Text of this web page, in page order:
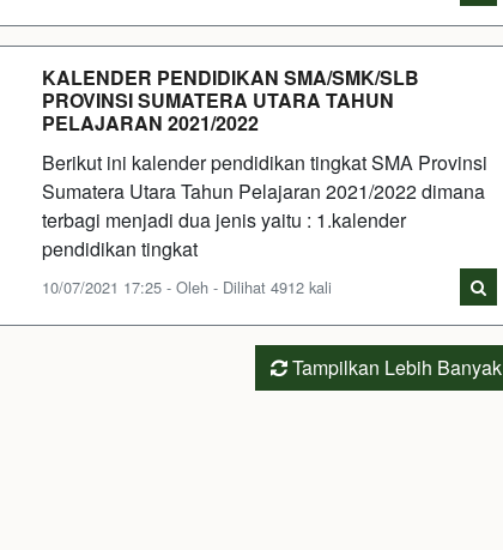
KALENDER PENDIDIKAN SMA/SMK/SLB
PROVINSI SUMATERA UTARA TAHUN
PELAJARAN 2021/2022
Berikut ini kalender pendidikan tingkat SMA Provinsi
Sumatera Utara Tahun Pelajaran 2021/2022 dimana
terbagi menjadi dua jenis yaitu : 1.kalender
pendidikan tingkat
10/07/2021 17:25 - Oleh - Dilihat 4912 kali
Tampilkan Lebih Banyak